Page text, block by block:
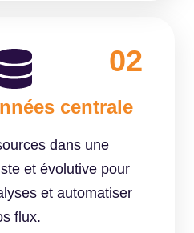
02
centrale
dans une
et évolutive pour
et automatiser
flux.